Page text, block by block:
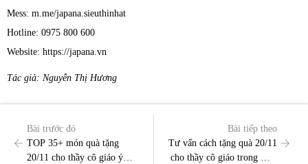
Mess: m.me/japana.sieuthinhat
Hotline: 0975 800 600
Website: https://japana.vn
Tác giả: Nguyễn Thị Hương
Bài trước đó
TOP 35+ món quà tặng
20/11 cho thầy cô giáo ý
Bài tiếp theo
Tư vấn cách tặng quà 20/11
cho thầy cô giáo trong mùa